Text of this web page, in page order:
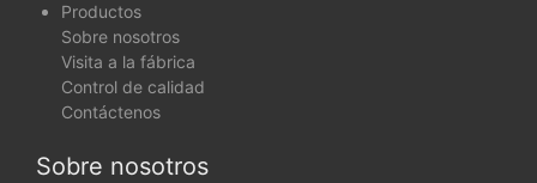
Productos
Sobre nosotros
Visita a la fábrica
Control de calidad
Contáctenos
Sobre nosotros